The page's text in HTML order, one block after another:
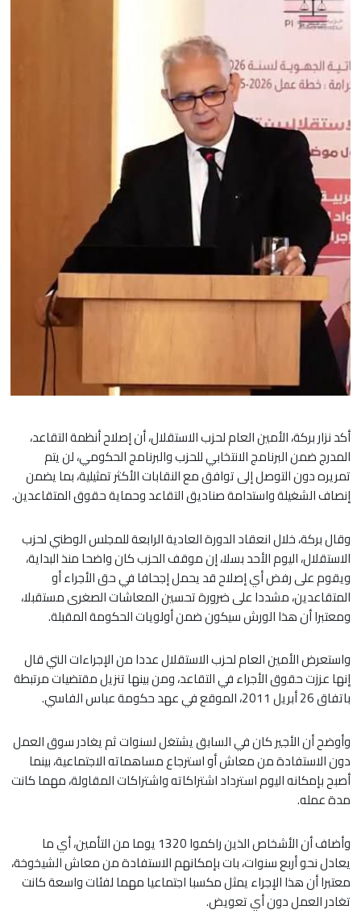
أكد نزار بركة، الأمين العام لحزب الاستقلال، أن إصلاح أنظمة التقاعد،
المدرج ضمن البرنامج الانتخابي للحزب والبرنامج الحكومي، لن يتم
تمريره دون التوصل إلى توافق مع النقابات الأكثر تمثيلية، بما يضمن
إنصاف الشغيلة واستدامة صناديق التقاعد وحماية حقوق المتقاعدين.
وقال بركة، خلال انعقاد الدورة العادية الرابعة للمجلس الوطني لحزب
الاستقلال، اليوم الأحد بسلا، إن موقف الحزب كان واضحا منذ البداية،
ويقوم على رفض أي إصلاح قد يحمل إجحافا في حق الأجراء أو
المتقاعدين، مشددا على ضرورة تحسين المعاشات الصغرى مستقبلا،
ومعتبرا أن هذا الورش سيكون ضمن أولويات الحكومة المقبلة.
واستعرض الأمين العام لحزب الاستقلال عددا من الإجراءات التي قال
إنها عززت حقوق الأجراء في التقاعد، ومن بينها تنزيل مقتضيات مرتبطة
باتفاق 26 أبريل 2011، الموقع في عهد حكومة عباس الفاسي.
وأوضح أن الأجير كان في السابق يشتغل لسنوات ثم يغادر سوق العمل
دون الاستفادة من معاش أو استرجاع مساهماته الاجتماعية، بينما
أصبح بإمكانه اليوم استرداد اشتراكاته واشتراكات المقاولة، مهما كانت
مدة عمله.
وأضاف أن الأشخاص الذين راكموا 1320 يوما من التأمين، أي ما
يعادل نحو أربع سنوات، بات بإمكانهم الاستفادة من معاش الشيخوخة،
معتبرا أن هذا الإجراء يمثل مكسبا اجتماعيا مهما لفئات واسعة كانت
تغادر العمل دون أي تعويض.